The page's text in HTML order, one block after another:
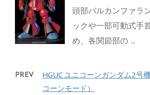
頭部バルカンファラ
ックや一部可動式手
め、各関節部の ...
PREV
HGUC ユニコーンガンダム2号
コーンモード）